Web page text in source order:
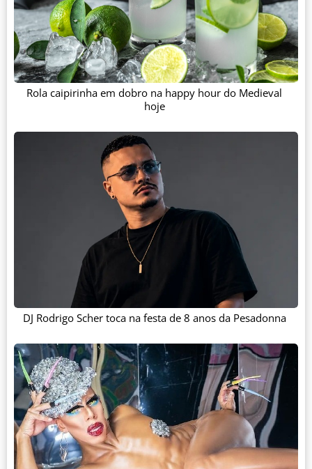
Rola caipirinha em dobro na happy hour do Medieval
hoje
DJ Rodrigo Scher toca na festa de 8 anos da Pesadonna